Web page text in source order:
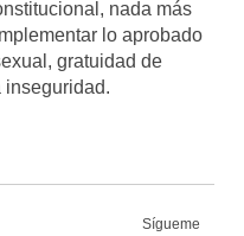
nada más
lo aprobado
gratuidad de
inseguridad.
Sígueme